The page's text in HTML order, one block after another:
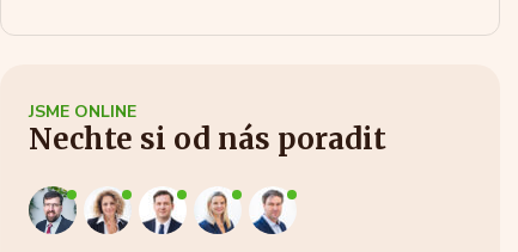
JSME ONLINE
Nechte si od nás poradit